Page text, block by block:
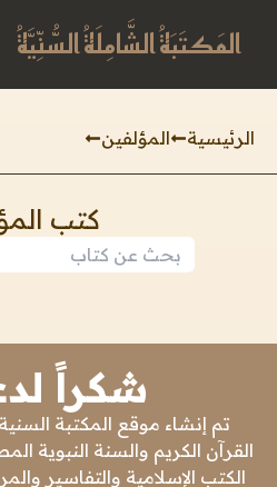
المَكتَبَةُ الشَّامِلَةُ السُّنِّيَّةُ
الرئيسية المؤلفين
كتب
شكراً
تم إنشاء موقع المكتبة
القرآن الكريم والسنة النبوية
الكتب الإسلامية والتفاسير